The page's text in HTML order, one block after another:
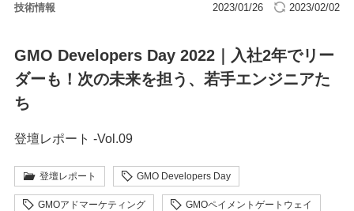
技術情報 2023/01/26 2023/02/02
GMO Developers Day 2022｜入社2年でリー
ダーも！次の未来を担う、若手エンジニアた
ち
登壇レポート -Vol.09
登壇レポート GMO Developers Day
GMOアドマーケティング GMOペイメントゲートウェイ